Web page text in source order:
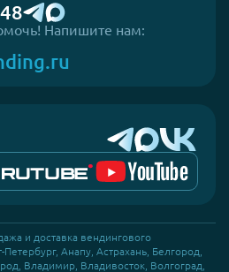
Напишите нам:
и доставка вендингового
Анапу, Астрахань, Белгород,
Владимир, Владивосток, Волгоград,